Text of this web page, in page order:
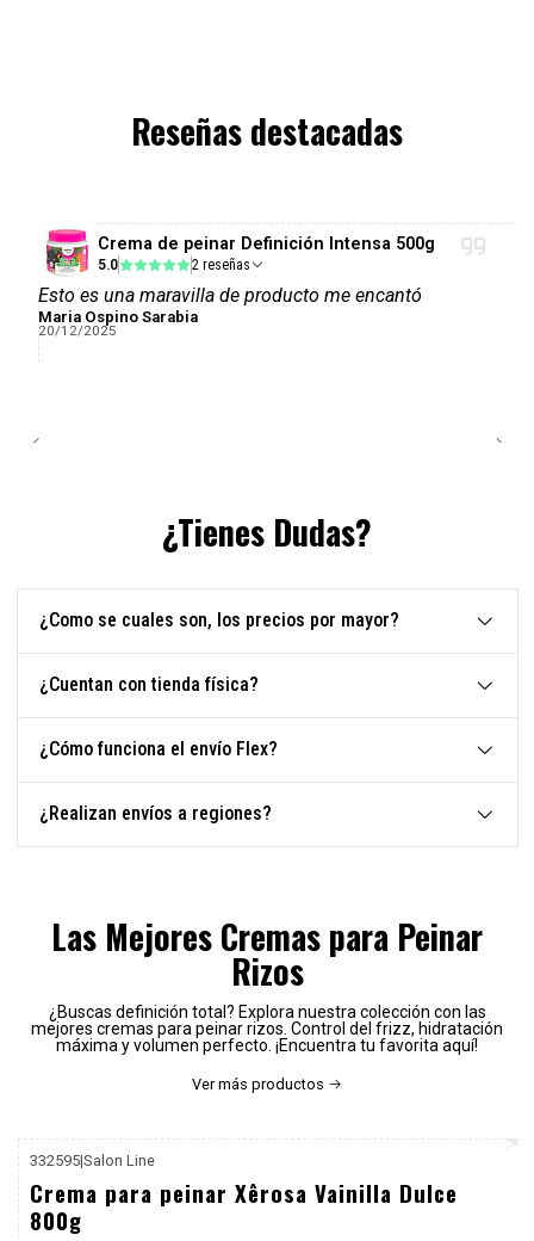
Reseñas destacadas
Crema de peinar Definición Intensa 500g
5.0 2 reseñas
Esto es una maravilla de producto me encantó
Maria Ospino Sarabia
20/12/2025
¿Tienes Dudas?
¿Como se cuales son, los precios por mayor?
¿Cuentan con tienda física?
¿Cómo funciona el envío Flex?
¿Realizan envíos a regiones?
Las Mejores Cremas para Peinar
Rizos
¿Buscas definición total? Explora nuestra colección con las
mejores cremas para peinar rizos. Control del frizz, hidratación
máxima y volumen perfecto. ¡Encuentra tu favorita aquí!
Ver más productos
332595|Salon Line
Crema para peinar Xêrosa Vainilla Dulce
800g